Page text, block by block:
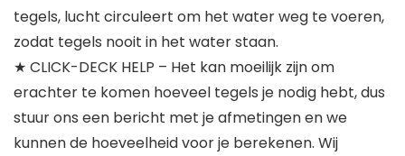
tegels, lucht circuleert om het water weg te voeren,
zodat tegels nooit in het water staan.
★ CLICK-DECK HELP – Het kan moeilijk zijn om
erachter te komen hoeveel tegels je nodig hebt, dus
stuur ons een bericht met je afmetingen en we
kunnen de hoeveelheid voor je berekenen. Wij